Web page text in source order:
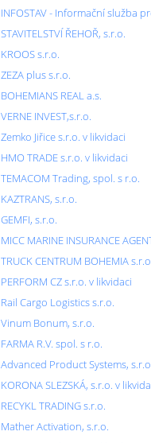
INFOSTAV - Informační služba
STAVITELSTVÍ ŘEHOŘ, s.r.o.
KROOS s.r.o.
ZEZA plus s.r.o.
BOHEMIANS REAL a.s.
VERNE INVEST,s.r.o.
Zemko Jiřice s.r.o. v likvidaci
HMO TRADE s.r.o. v likvidaci
TEMACOM Trading, spol. s r.o.
KAZTRANS, s.r.o.
GEMFI, s.r.o.
MICC MARINE INSURANCE
TRUCK CENTRUM BOHEMIA
PERFORM CZ s.r.o. v likvidaci
Rail Cargo Logistics s.r.o.
Vinum Bonum, s.r.o.
FARMA R.V. spol. s r.o.
Advanced Product Systems,
KORONA SLEZSKÁ, s.r.o. v
RECYKL TRADING s.r.o.
Mather Activation, s.r.o.